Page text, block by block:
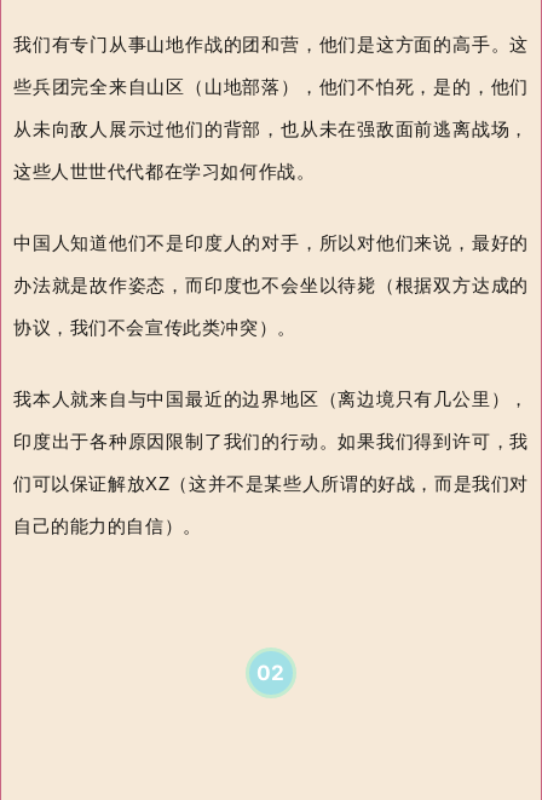
我们有专门从事山地作战的团和营，他们是这方面的高手。这
些兵团完全来自山区（山地部落），他们不怕死，是的，他们
从未向敌人展示过他们的背部，也从未在强敌面前逃离战场，
这些人世世代代都在学习如何作战。
中国人知道他们不是印度人的对手，所以对他们来说，最好的
办法就是故作姿态，而印度也不会坐以待毙（根据双方达成的
协议，我们不会宣传此类冲突）。
我本人就来自与中国最近的边界地区（离边境只有几公里），
印度出于各种原因限制了我们的行动。如果我们得到许可，我
们可以保证解放XZ （这并不是某些人所谓的好战，而是我们对
自己的能力的自信）。
02